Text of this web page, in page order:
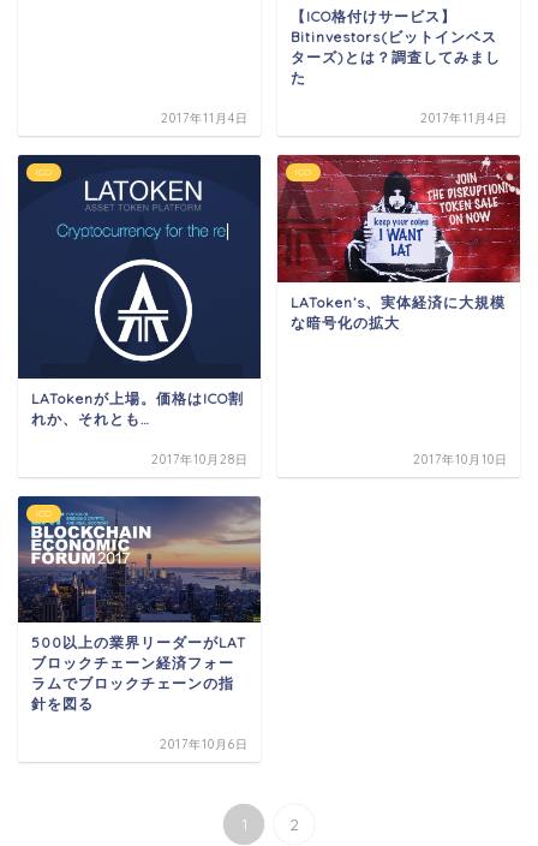
2017年11月4日
【ICO格付けサービス】
Bitinvestors(ビットインベス
ターズ)とは？調査してみまし
た
2017年11月4日
ICO
LATokenが上場。価格はICO割
れか、それとも…
2017年10月28日
ICO
LAToken’s、実体経済に大規模
な暗号化の拡大
2017年10月10日
ICO
500以上の業界リーダーがLAT
ブロックチェーン経済フォー
ラムでブロックチェーンの指
針を図る
2017年10月6日
1 2